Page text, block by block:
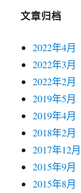
文章归档
2022年4月
2022年3月
2022年2月
2019年5月
2019年4月
2018年2月
2017年12月
2015年9月
2015年8月